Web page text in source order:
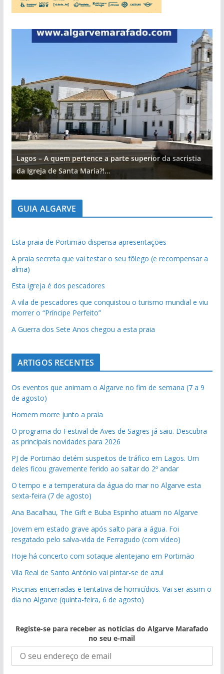
Lagos – A quem pertence a parte superior da sacristia
da Igreja de Santa Maria?!…
GUIA ALGARVE
Esta praia de Portimão dispensa apresentações
A praia secreta que vai testar o seu fôlego (e recompensar a
alma)
Esta igreja é dos pescadores
A vila de pescadores que conquistou o turismo mundial e viu
morrer o “Príncipe Perfeito”
A Guerra dos Sete Anos chegou a esta praia
ARTIGOS RECENTES
Os eventos que animam o Algarve no fim de semana (7 a 9
de agosto)
Homem morre junto a praia
O programa do Festival de Aves de Sagres já saiu. Descubra
as principais novidades para 2026
PJ de Portimão detém suspeitos de tráfico em Lagos. Um
deles ficou gravemente ferido ao saltar do 2º andar
O tempo e a temperatura da água do mar no Algarve esta
sexta-feira (7 de agosto)
Ana Bacalhau, The Gift e Buba Espinho atuam no Algarve
Jovem em estado grave após salto para a água. Foi
resgatado pelo salva-vida de Ferragudo (com vídeo)
Hoje há concerto com sotaque alentejano em Portimão
Vila Real de Santo António vai pintar-se de azul
Piscinas encerradas e tentativa de homicídios. Vai ser assim o
dia no Algarve (quinta-feira, 6 de agosto)
Registe-se para receber as notícias do Algarve Marafado
no seu e-mail